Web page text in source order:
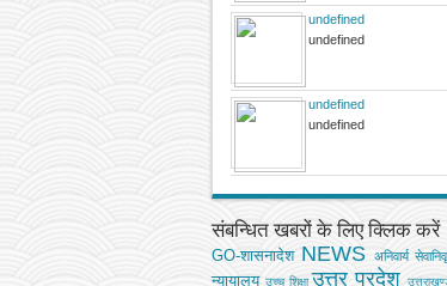
undefined
undefined
undefined
undefined
संबन्धित खबरों के लिए क्लिक करें
GO-शासनादेश NEWS अनिवार्य
न्यायालय उच्‍च शिक्षा उत्तर प्रदेश